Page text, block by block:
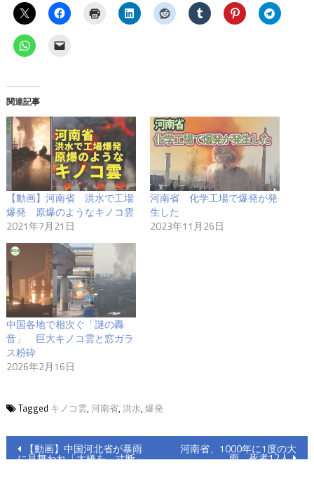
関連記事
【動画】河南省 洪水で工場
爆発 原爆のようなキノコ雲
2021年7月21日
河南省 化学工場で爆発が発
生した
2023年11月26日
中国各地で相次ぐ「謎の轟
音」 巨大キノコ雲と窓ガラ
ス粉砕
2026年2月16日
Tagged キノコ雲, 河南省, 洪水, 爆発
投
【動画】中国河北省が暴雨
に見舞われ「大橋を、寸断」
河南省、1000年に1度の大
雨 死者12人